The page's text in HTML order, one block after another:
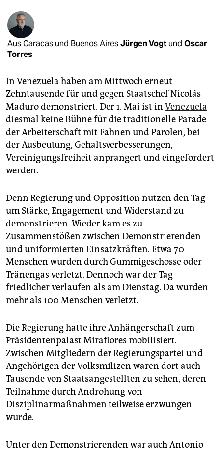
shop
fragen & hilfe
unterstützen
genossenschaft
epaper login
Aus Caracas und Buenos AiresJürgen Vogt und Oscar
Torres
In Venezuela haben am Mittwoch erneut
Zehntausende für und gegen Staatschef Nicolás
Maduro demonstriert. Der 1. Mai ist in Venezuela
diesmal keine Bühne für die traditionelle Parade
der Arbeiterschaft mit Fahnen und Parolen, bei
der Ausbeutung, Gehaltsverbesserungen,
Vereinigungsfreiheit anprangert und eingefordert
werden.
Denn Regierung und Opposition nutzen den Tag
um Stärke, Engagement und Widerstand zu
demonstrieren. Wieder kam es zu
Zusammenstößen zwischen Demonstrierenden
und uniformierten Einsatzkräften. Etwa 70
Menschen wurden durch Gummigeschosse oder
Tränengas verletzt. Dennoch war der Tag
friedlicher verlaufen als am Dienstag. Da wurden
mehr als 100 Menschen verletzt.
Die Regierung hatte ihre Anhängerschaft zum
Präsidentenpalast Miraflores mobilisiert.
Zwischen Mitgliedern der Regierungspartei und
Angehörigen der Volksmilizen waren dort auch
Tausende von Staatsangestellten zu sehen, deren
Teilnahme durch Androhung von
Disziplinarmaßnahmen teilweise erzwungen
wurde.
Unter den Demonstrierenden war auch Antonio